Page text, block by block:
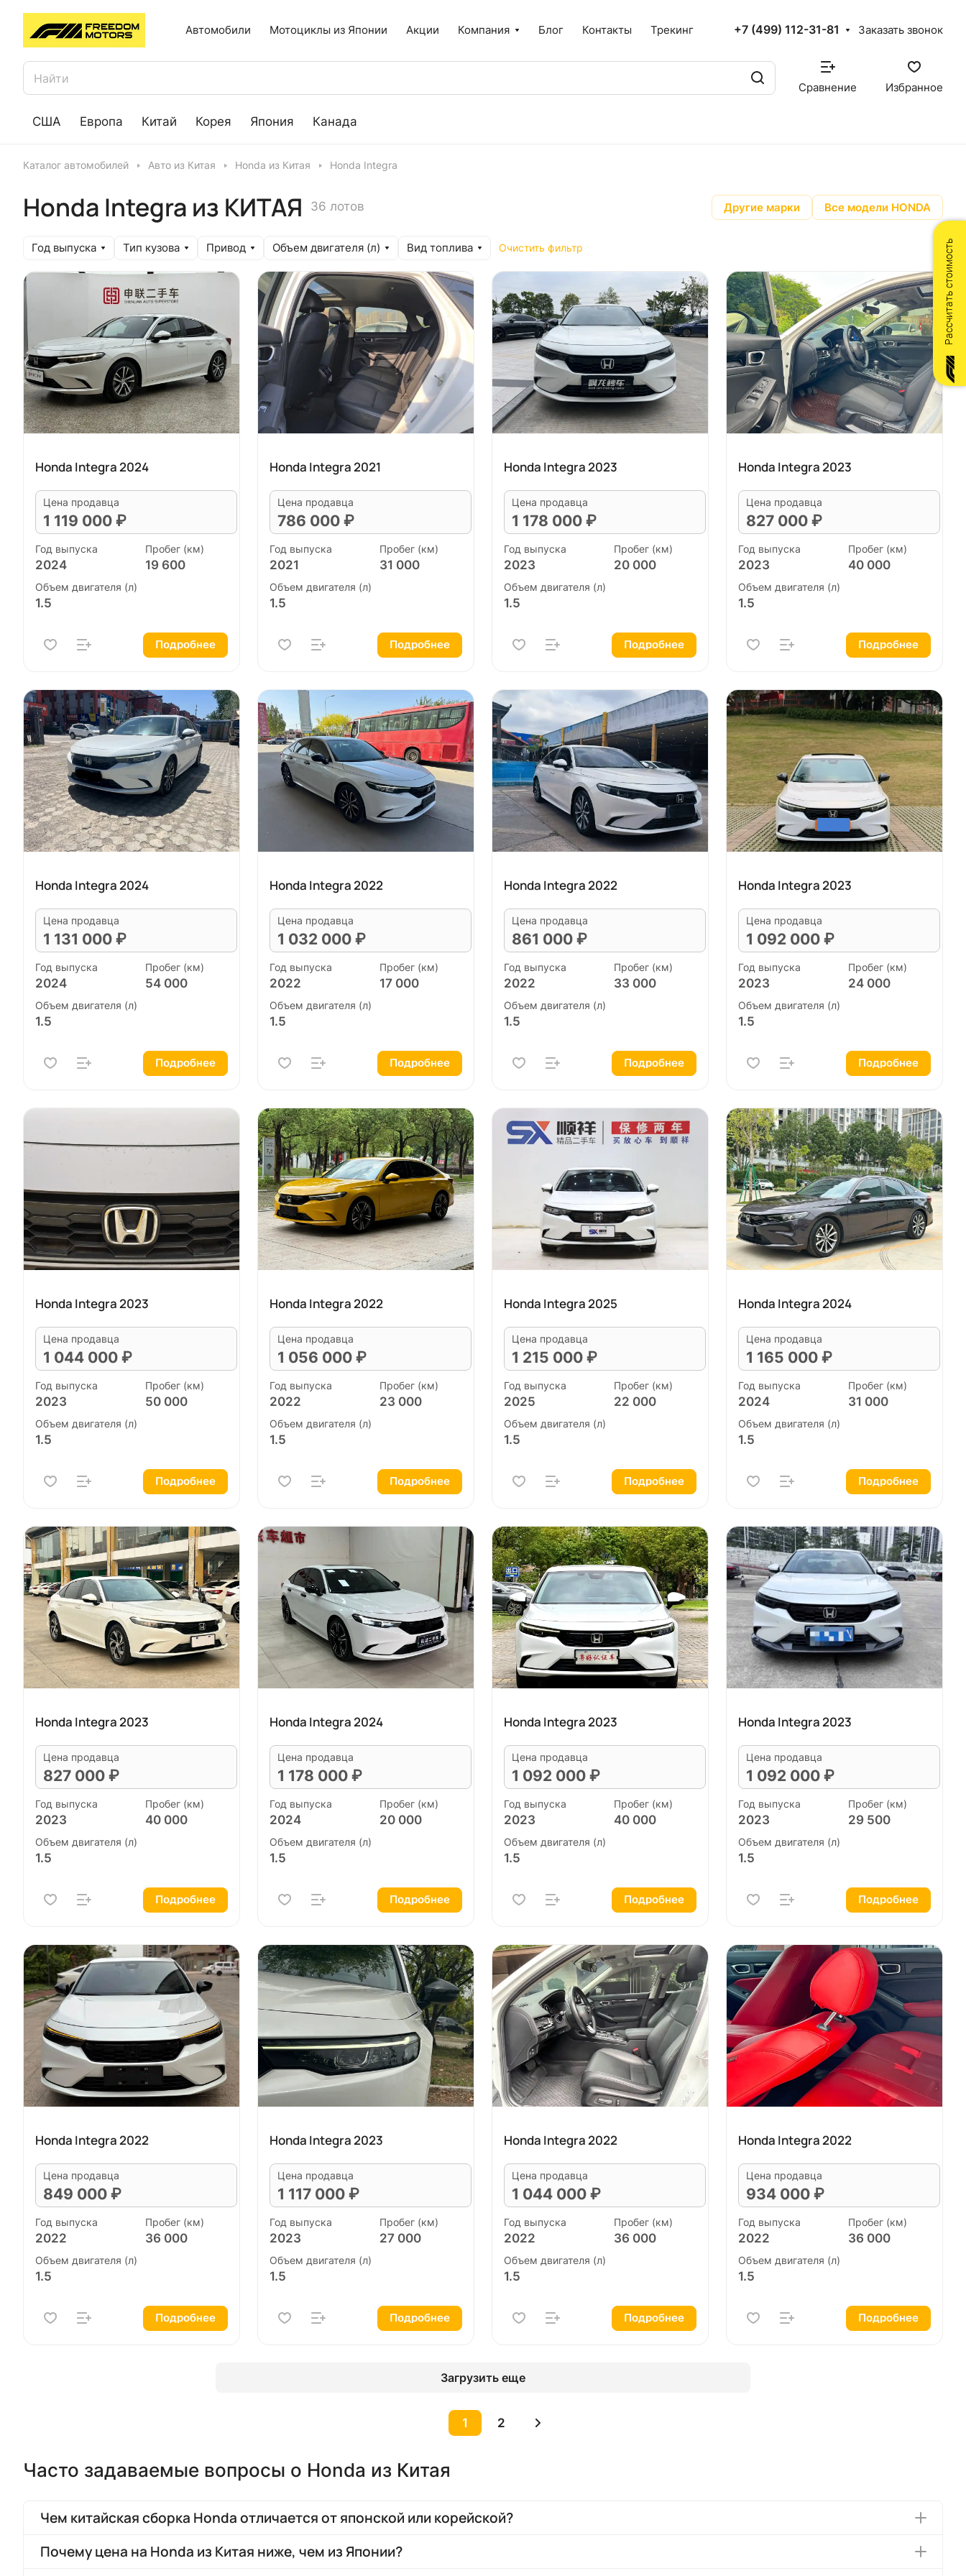
Автомобили Мотоциклы из Японии Акции Компания Блог Контакты Трекинг +7 (499) 112-31-81 Заказать звонок
Сравнение Избранное
США Европа Китай Корея Япония Канада
Каталог автомобилей Авто из Китая Honda из Китая Honda Integra
Honda Integra из КИТАЯ 36 лотов Другие марки Все модели HONDA
Год выпуска Тип кузова Привод Объем двигателя (л) Вид топлива Очистить фильтр
Honda Integra 2024
Цена продавца
1 119 000 ₽
Год выпуска
2024
Пробег (км)
19 600
Объем двигателя (л)
1.5
Подробнее
Honda Integra 2021
Цена продавца
786 000 ₽
Год выпуска
2021
Пробег (км)
31 000
Объем двигателя (л)
1.5
Подробнее
Honda Integra 2023
Цена продавца
1 178 000 ₽
Год выпуска
2023
Пробег (км)
20 000
Объем двигателя (л)
1.5
Подробнее
Honda Integra 2023
Цена продавца
827 000 ₽
Год выпуска
2023
Пробег (км)
40 000
Объем двигателя (л)
1.5
Подробнее
Honda Integra 2024
Цена продавца
1 131 000 ₽
Год выпуска
2024
Пробег (км)
54 000
Объем двигателя (л)
1.5
Подробнее
Honda Integra 2022
Цена продавца
1 032 000 ₽
Год выпуска
2022
Пробег (км)
17 000
Объем двигателя (л)
1.5
Подробнее
Honda Integra 2022
Цена продавца
861 000 ₽
Год выпуска
2022
Пробег (км)
33 000
Объем двигателя (л)
1.5
Подробнее
Honda Integra 2023
Цена продавца
1 092 000 ₽
Год выпуска
2023
Пробег (км)
24 000
Объем двигателя (л)
1.5
Подробнее
Honda Integra 2023
Цена продавца
1 044 000 ₽
Год выпуска
2023
Пробег (км)
50 000
Объем двигателя (л)
1.5
Подробнее
Honda Integra 2022
Цена продавца
1 056 000 ₽
Год выпуска
2022
Пробег (км)
23 000
Объем двигателя (л)
1.5
Подробнее
Honda Integra 2025
Цена продавца
1 215 000 ₽
Год выпуска
2025
Пробег (км)
22 000
Объем двигателя (л)
1.5
Подробнее
Honda Integra 2024
Цена продавца
1 165 000 ₽
Год выпуска
2024
Пробег (км)
31 000
Объем двигателя (л)
1.5
Подробнее
Honda Integra 2023
Цена продавца
827 000 ₽
Год выпуска
2023
Пробег (км)
40 000
Объем двигателя (л)
1.5
Подробнее
Honda Integra 2024
Цена продавца
1 178 000 ₽
Год выпуска
2024
Пробег (км)
20 000
Объем двигателя (л)
1.5
Подробнее
Honda Integra 2023
Цена продавца
1 092 000 ₽
Год выпуска
2023
Пробег (км)
40 000
Объем двигателя (л)
1.5
Подробнее
Honda Integra 2023
Цена продавца
1 092 000 ₽
Год выпуска
2023
Пробег (км)
29 500
Объем двигателя (л)
1.5
Подробнее
Honda Integra 2022
Цена продавца
849 000 ₽
Год выпуска
2022
Пробег (км)
36 000
Объем двигателя (л)
1.5
Подробнее
Honda Integra 2023
Цена продавца
1 117 000 ₽
Год выпуска
2023
Пробег (км)
27 000
Объем двигателя (л)
1.5
Подробнее
Honda Integra 2022
Цена продавца
1 044 000 ₽
Год выпуска
2022
Пробег (км)
36 000
Объем двигателя (л)
1.5
Подробнее
Honda Integra 2022
Цена продавца
934 000 ₽
Год выпуска
2022
Пробег (км)
36 000
Объем двигателя (л)
1.5
Подробнее
Загрузить еще
1 2
Часто задаваемые вопросы о Honda из Китая
Чем китайская сборка Honda отличается от японской или корейской?
Почему цена на Honda из Китая ниже, чем из Японии?
Рассчитать стоимость